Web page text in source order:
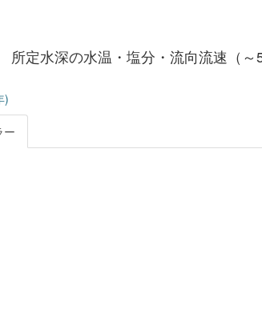
所定水深の水温・塩分・流向流速（～
)
ー